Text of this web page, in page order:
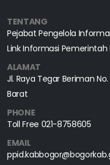
TENTANG
Pejabat Pengelola
Link Informasi
ALAMAT
Jl. Raya Tegar Beriman
Barat
PHONE
Toll Free 021-8758605
EMAIL